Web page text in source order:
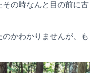
の時なんと目の前に古
かわかりませんが、も